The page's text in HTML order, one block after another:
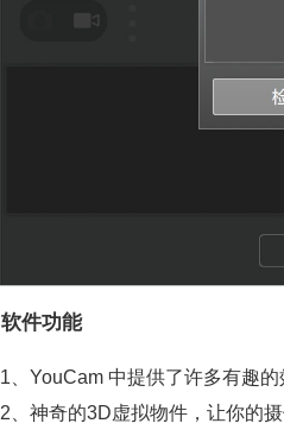
软件功能
1、YouCam 中提供了许多有趣
2、神奇的3D虚拟物件，让你的